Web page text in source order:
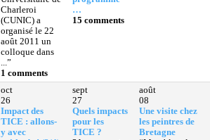
Charleroi
(CUNIC) a
organisé le 22
août 2011 un
colloque dans
...”
1 comments
…
15 comments
oct
26
Impact des
TICE : allons-
y avec
sept
27
Quels impacts
pour les
TICE ?
août
08
Une visite chez
les peintres de
Bretagne